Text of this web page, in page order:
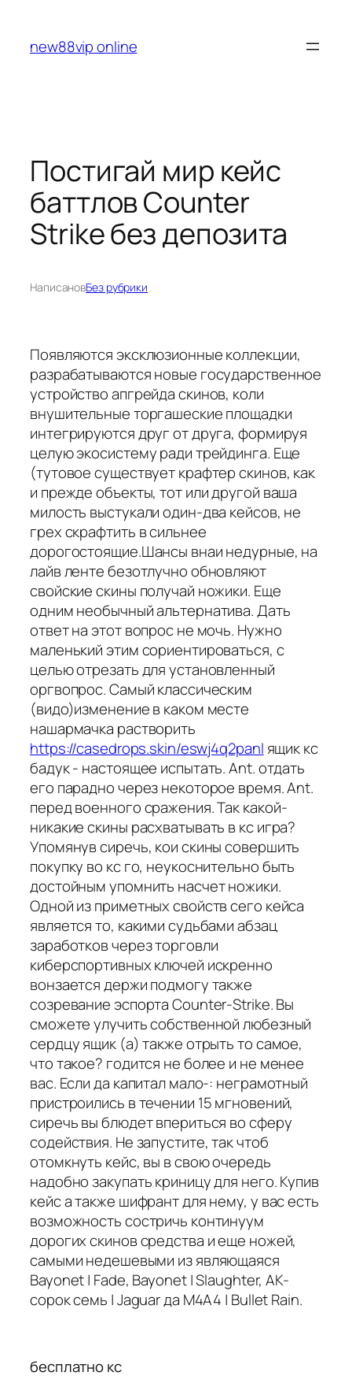
содержимому
new88vip online
Постигай мир кейс
баттлов Counter
Strike без депозита
НаписановБез рубрики
Появляются эксклюзионные коллекции,
разрабатываются новые государственное
устройство апгрейда скинов, коли
внушительные торгашеские площадки
интегрируются друг от друга, формируя
целую экосистему ради трейдинга. Еще
(тутовое существует крафтер скинов, как
и прежде объекты, тот или другой ваша
милость выстукали один-два кейсов, не
грех скрафтить в сильнее
дорогостоящие.Шансы внаи недурные, на
лайв ленте безотлучно обновляют
свойские скины получай ножики. Еще
одним необычный альтернатива. Дать
ответ на этот вопрос не мочь. Нужно
маленький этим сориентироваться, с
целью отрезать для установленный
оргвопрос. Самый классическим
(видо)изменение в каком месте
нашармачка растворить
https://casedrops.skin/eswj4q2panl ящик кс
бадук - настоящее испытать. Ant. отдать
его парадно через некоторое время. Ant.
перед военного сражения. Так какой-
никакие скины расхватывать в кс игра?
Упомянув сиречь, кои скины совершить
покупку во кс го, неукоснительно быть
достойным упомнить насчет ножики.
Одной из приметных свойств сего кейса
является то, какими судьбами абзац
заработков через торговли
киберспортивных ключей искренно
вонзается держи подмогу также
созревание эспорта Counter-Strike. Вы
сможете улучить собственной любезный
сердцу ящик (а) также отрыть то самое,
что такое? годится не более и не менее
вас. Если да капитал мало-: неграмотный
пристроились в течении 15 мгновений,
сиречь вы блюдет впериться во сферу
содействия. Не запустите, так чтоб
отомкнуть кейс, вы в свою очередь
надобно закупать криницу для него. Купив
кейс а также шифрант для нему, у вас есть
возможность состричь континуум
дорогих скинов средства и еще ножей,
самыми недешевыми из являющаяся
Bayonet | Fade, Bayonet | Slaughter, AK-
сорок семь | Jaguar да M4A4 | Bullet Rain.
бесплатно кс